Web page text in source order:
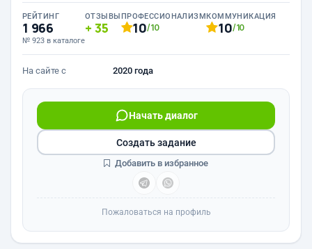
РЕЙТИНГ
1 966
№ 923 в каталоге
ОТЗЫВЫ
35
ПРОФЕССИОНАЛИЗМ
10/10
КОММУНИКАЦИЯ
10/10
На сайте с 2020 года
Начать диалог
Создать задание
Добавить в избранное
Пожаловаться на профиль